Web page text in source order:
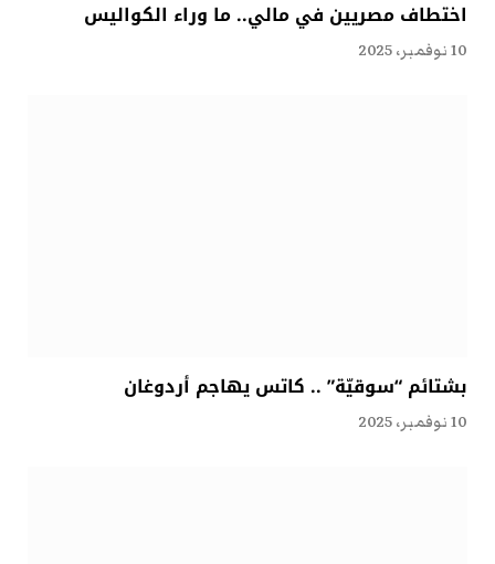
اختطاف مصريين في مالي.. ما وراء الكواليس
10 نوفمبر، 2025
بشتائم “سوقيّة” .. كاتس يهاجم أردوغان
10 نوفمبر، 2025